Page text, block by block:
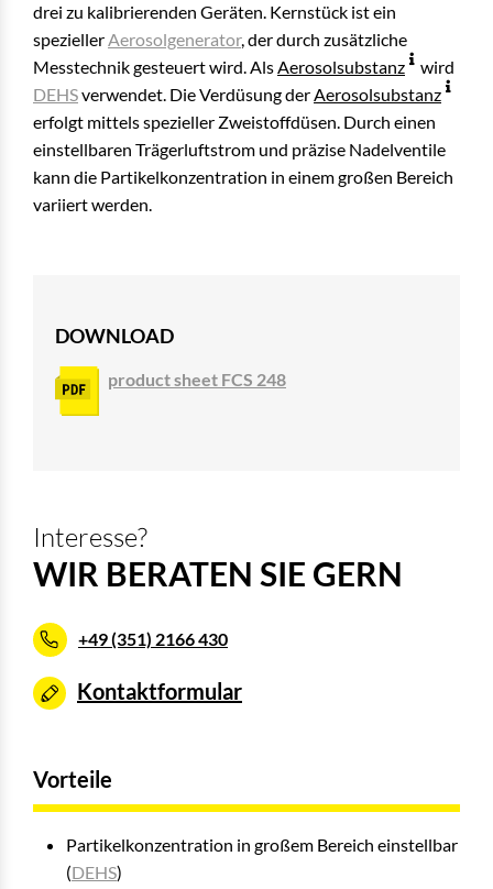
drei zu kalibrierenden Geräten. Kernstück ist ein
speziellerAerosolgenerator, der durch zusätzliche
Messtechnik gesteuert wird. AlsAerosolsubstanz
wird
DEHSverwendet. Die Verdüsung derAerosolsubstanz
erfolgt mittels spezieller Zweistoffdüsen. Durch einen
einstell­baren Trägerluftstrom und präzise Nadelventile
kann die Partikelkonzentration in einem großen Bereich
variiert werden.
DOWNLOAD
product sheet FCS 248
Interesse?
WIR BERATEN SIE GERN
+49 (351) 2166 430
Kontaktformular
Vorteile
Partikelkonzentration in großem Bereich einstellbar
(DEHS)